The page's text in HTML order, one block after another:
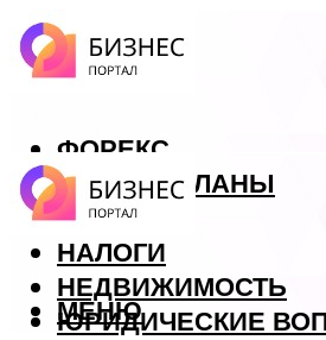
ФОРЕКС
БИЗНЕС ПЛАНЫ
КРЕДИТЫ
НАЛОГИ
НЕДВИЖИМОСТЬ
ЮРИДИЧЕСКИЕ
МЕНЮ